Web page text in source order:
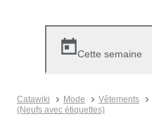
Cette semaine
Catawiki Mode Vêtements
(Neufs avec étiquettes)